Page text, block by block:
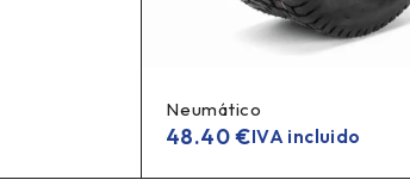
Neumático
48.40€IVA incluido